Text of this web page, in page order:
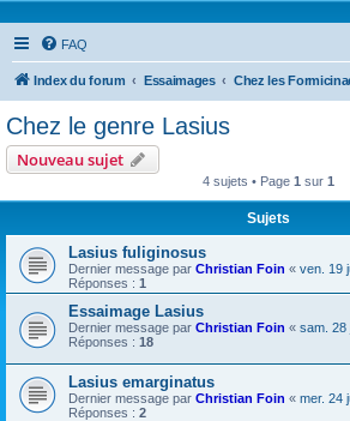
FAQ
Index du forum Essaimages Chez les
Chez le genre Lasius
Nouveau sujet
4 sujets • Page 1 sur 1
Sujets
Lasius fuliginosus
Dernier message par Christian Foin « ven. 19
Réponses : 1
Essaimage Lasius
Dernier message par Christian Foin « sam. 28
Réponses : 18
Lasius emarginatus
Dernier message par Christian Foin « mer. 24
Réponses : 2